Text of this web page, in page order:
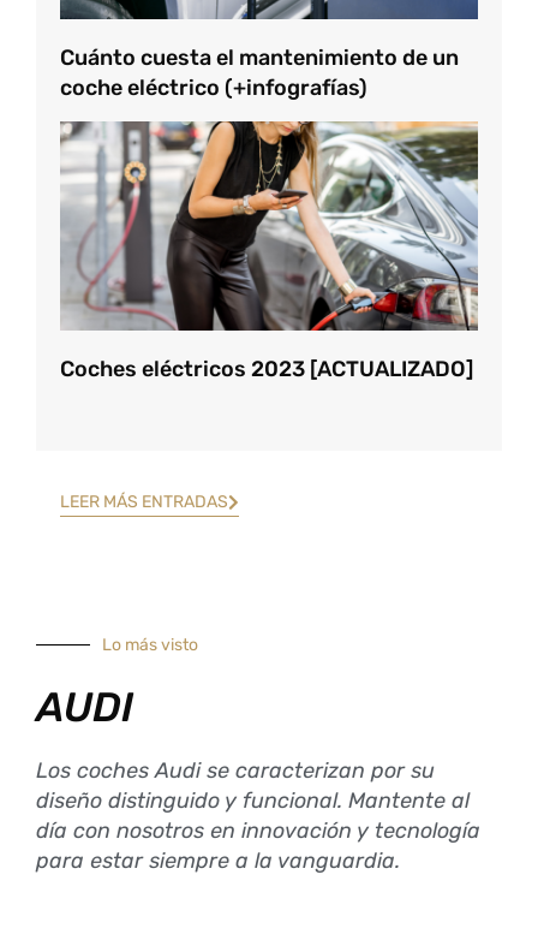
Cuánto cuesta el mantenimiento de un
coche eléctrico (+infografías)
Coches eléctricos 2023 [ACTUALIZADO]
LEER MÁS ENTRADAS
Lo más visto
AUDI
Los coches Audi se caracterizan por su
diseño distinguido y funcional. Mantente al
día con nosotros en innovación y tecnología
para estar siempre a la vanguardia.